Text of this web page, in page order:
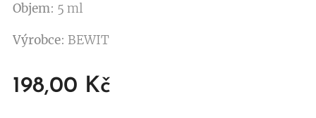
Objem: 5 ml
Výrobce: BEWIT
198,00 Kč